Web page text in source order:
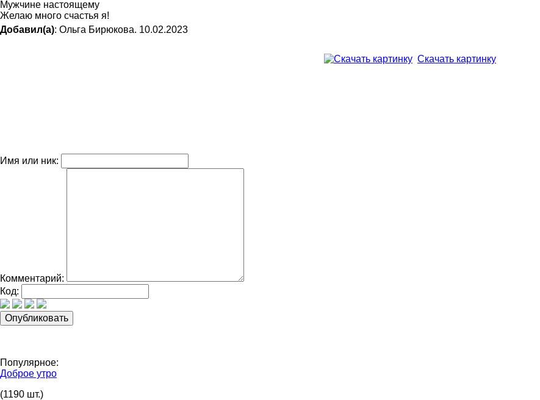
Мужчине настоящему
Желаю много счастья я!
Добавил(а): Ольга Бирюкова. 10.02.2023
Скачать картинку
Имя или ник:
Комментарий:
Код:
Популярное:
Доброе утро
(1190 шт.)